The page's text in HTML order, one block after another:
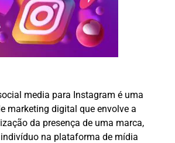
media para Instagram é uma
marketing digital que envolve a
da presença de uma marca,
na plataforma de mídia